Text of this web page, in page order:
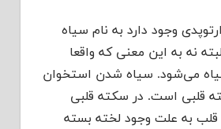
وجود دارد به نام سیاه
نه به این معنی که واقعا
می‌‌شود. سیاه شدن استخوان
قلبی است. در سکته قلبی
قلب به علت وجود لخته‌ بسته